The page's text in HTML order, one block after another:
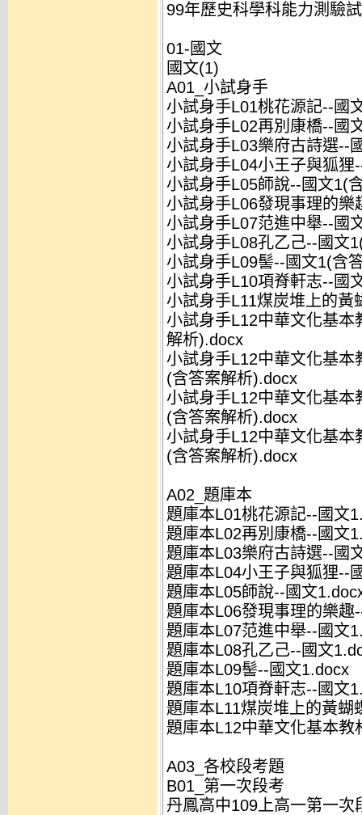
99年歷史科學科能力測驗
01-國文
國文(1)
A01_小試身手
小試身手L01桃花源記--國
小試身手L02再別康橋--國
小試身手L03樂府古詩選--
小試身手L04小王子與狐
小試身手L05師說--國文1(
小試身手L06發現事理的
小試身手L07范進中舉--國
小試身手L08孔乙己--國文
小試身手L09髻--國文1(含
小試身手L10項脊軒志--國
小試身手L11煤炭堆上的
小試身手L12中華文化基
解析).docx
小試身手L12中華文化基
(含答案解析).docx
小試身手L12中華文化基
(含答案解析).docx
小試身手L12中華文化基
(含答案解析).docx
A02_題庫本
題庫本L01桃花源記--國文
題庫本L02再別康橋--國文
題庫本L03樂府古詩選--國
題庫本L04小王子與狐狸--
題庫本L05師說--國文
題庫本L06發現事理的樂趣
題庫本L07范進中舉--國文
題庫本L08孔乙己--國文
題庫本L09髻--國文1.docx
題庫本L10項脊軒志--國文
題庫本L11煤炭堆上的黃蝴
題庫本L12中華文化基本
A03_各校段考題
B01_第一次段考
丹鳳高中109上高一第一次